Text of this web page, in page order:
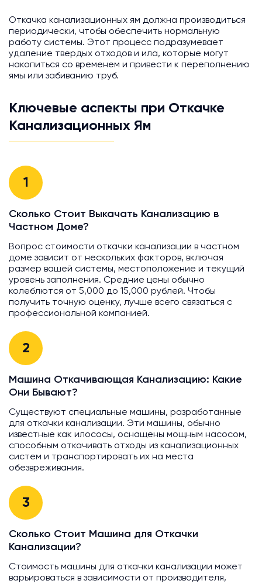
Откачка канализационных ям должна производиться
периодически, чтобы обеспечить нормальную
работу системы. Этот процесс подразумевает
удаление твердых отходов и ила, которые могут
накопиться со временем и привести к переполнению
ямы или забиванию труб.
Ключевые аспекты при Откачке
Канализационных Ям
1
Сколько Стоит Выкачать Канализацию в
Частном Доме?
Вопрос стоимости откачки канализации в частном
доме зависит от нескольких факторов, включая
размер вашей системы, местоположение и текущий
уровень заполнения. Средние цены обычно
колеблются от 5,000 до 15,000 рублей. Чтобы
получить точную оценку, лучше всего связаться с
профессиональной компанией.
2
Машина Откачивающая Канализацию: Какие
Они Бывают?
Существуют специальные машины, разработанные
для откачки канализации. Эти машины, обычно
известные как илососы, оснащены мощным насосом,
способным откачивать отходы из канализационных
систем и транспортировать их на места
обезвреживания.
3
Сколько Стоит Машина для Откачки
Канализации?
Стоимость машины для откачки канализации может
варьироваться в зависимости от производителя,